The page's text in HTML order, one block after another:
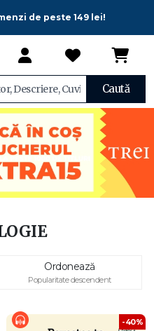
de peste 149 lei!
Caută
Ordonează
Popularitate descendent
-40%